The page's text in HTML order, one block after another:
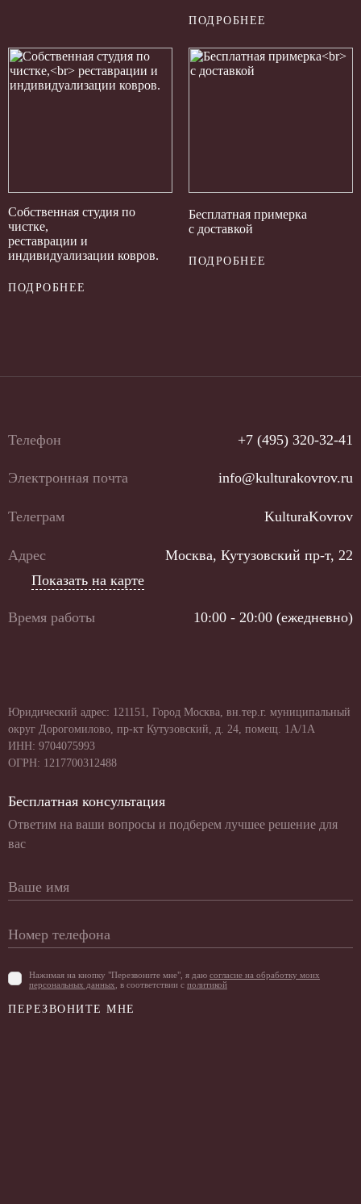
ПОДРОБНЕЕ
Собственная студия по
чистке,
реставрации и
индивидуализации ковров.
ПОДРОБНЕЕ
Бесплатная примерка
с доставкой
ПОДРОБНЕЕ
Телефон +7 (495) 320-32-41
Электронная почта info@kulturakovrov.ru
Телеграм KulturaKovrov
Адрес
Москва, Кутузовский пр-т, 22
Показать на карте
Время работы 10:00 - 20:00 (ежедневно)
Юридический адрес: 121151, Город Москва, вн.тер.г. муниципальный
округ Дорогомилово, пр-кт Кутузовский, д. 24, помещ. 1А/1А
ИНН: 9704075993
ОГРН: 1217700312488
Бесплатная консультация
Ответим на ваши вопросы и подберем лучшее решение для
вас
Нажимая на кнопку "Перезвоните мне", я даю согласие на обработку моих
персональных данных , в соответствии с политикой
ПЕРЕЗВОНИТЕ МНЕ